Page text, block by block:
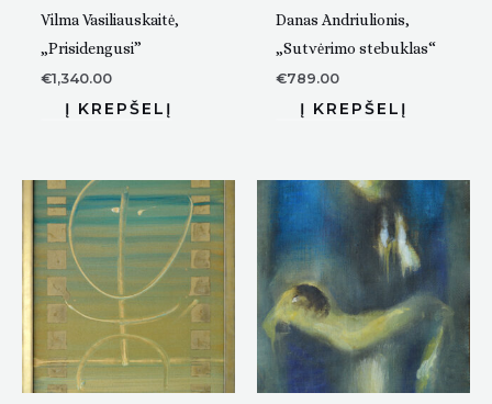
Vilma Vasiliauskaitė,
„Prisidengusi”
€1,340.00
Danas Andriulionis,
„Sutvėrimo stebuklas“
€789.00